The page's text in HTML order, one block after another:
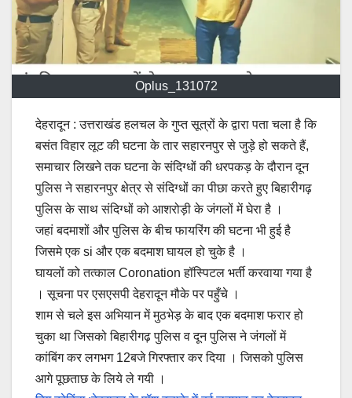
Oplus_131072
देहरादून : उत्तराखंड हलचल के गुप्त सूत्रों के द्वारा पता चला है कि
बसंत विहार लूट की घटना के तार सहारनपुर से जुड़े हो सकते हैं,
समाचार लिखने तक घटना के संदिग्धों की धरपकड़ के दौरान दून
पुलिस ने सहारनपुर क्षेत्र से संदिग्धों का पीछा करते हुए बिहारीगढ़
पुलिस के साथ संदिग्धों को आशरोड़ी के जंगलों में घेरा है ।
जहां बदमाशों और पुलिस के बीच फायरिंग की घटना भी हुई है
जिसमे एक si और एक बदमाश घायल हो चुके है ।
घायलों को तत्काल Coronation हॉस्पिटल भर्ती करवाया गया है
। सूचना पर एसएसपी देहरादून मौके पर पहुँचे ।
शाम से चले इस अभियान में मुठभेड़ के बाद एक बदमाश फरार हो
चुका था जिसको बिहारीगढ़ पुलिस व दून पुलिस ने जंगलों में
कांबिंग कर लगभग 12बजे गिरफ्तार कर दिया । जिसको पुलिस
आगे पूछताछ के लिये ले गयी ।